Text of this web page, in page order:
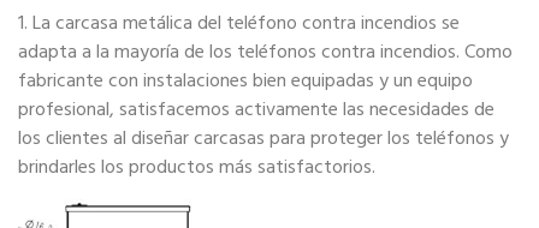
1. La carcasa metálica del teléfono contra incendios se
adapta a la mayoría de los teléfonos contra incendios. Como
fabricante con instalaciones bien equipadas y un equipo
profesional, satisfacemos activamente las necesidades de
los clientes al diseñar carcasas para proteger los teléfonos y
brindarles los productos más satisfactorios.